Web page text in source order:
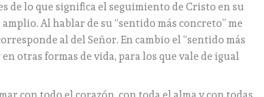
de lo que significa el seguimiento de Cristo en su
Al hablar de su “sentido más concreto” me
al del Señor. En cambio el “sentido más
otras formas de vida, para los que vale de igual